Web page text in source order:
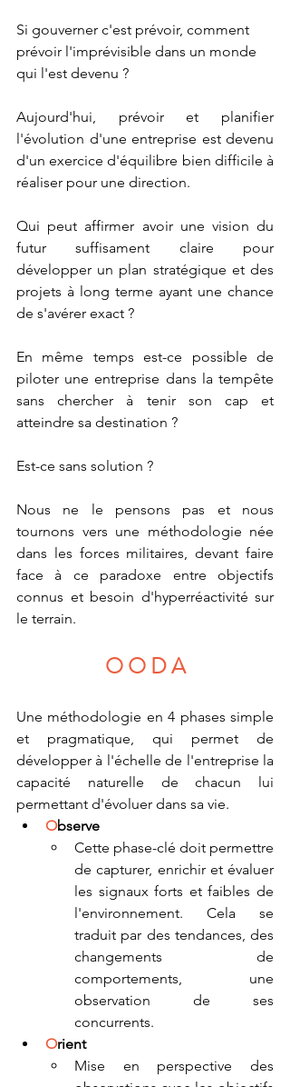
Si gouverner c'est prévoir, comment
prévoir l'imprévisible dans un monde
qui l'est devenu ?
Aujourd'hui, prévoir et planifier
l'évolution d'une entreprise est devenu
d'un exercice d'équilibre bien difficile à
réaliser pour une direction.
Qui peut affirmer avoir une vision du
futur suffisament claire pour
développer un plan stratégique et des
projets à long terme ayant une chance
de s'avérer exact ?
En même temps est-ce possible de
piloter une entreprise dans la tempête
sans chercher à tenir son cap et
atteindre sa destination ?
Est-ce sans solution ?
Nous ne le pensons pas et nous
tournons vers une méthodologie née
dans les forces militaires, devant faire
face à ce paradoxe entre objectifs
connus et besoin d'hyperréactivité sur
le terrain.
O O D A
Une méthodologie en 4 phases simple
et pragmatique, qui permet de
développer à l'échelle de l'entreprise la
capacité naturelle de chacun lui
permettant d'évoluer dans sa vie.
Observe
Cette phase-clé doit permettre
de capturer, enrichir et évaluer
les signaux forts et faibles de
l'environnement. Cela se
traduit par des tendances, des
changements de
comportements, une
observation de ses
concurrents.
Orient
Mise en perspective des